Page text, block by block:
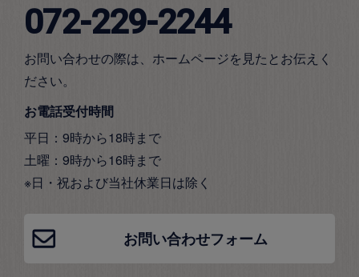
072-229-2244
お問い合わせの際は、ホームページを見たとお伝えく
ださい。
お電話受付時間
平日：9時から18時まで
土曜：9時から16時まで
※日・祝および当社休業日は除く
お問い合わせフォーム